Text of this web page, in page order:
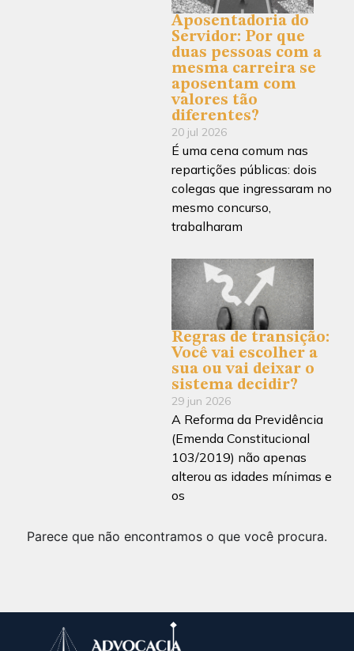
Aposentadoria do
Servidor: Por que
duas pessoas com a
mesma carreira se
aposentam com
valores tão
diferentes?
20 jul 2026
É uma cena comum nas
repartições públicas: dois
colegas que ingressaram no
mesmo concurso,
trabalharam
Regras de transição:
Você vai escolher a
sua ou vai deixar o
sistema decidir?
29 jun 2026
A Reforma da Previdência
(Emenda Constitucional
103/2019) não apenas
alterou as idades mínimas e
os
Parece que não encontramos o que você procura.